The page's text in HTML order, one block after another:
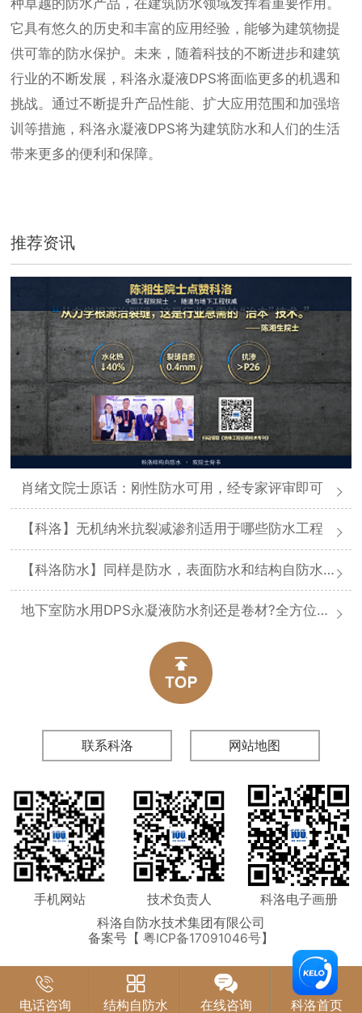
种卓越的防水产品，在建筑防水领域发挥着重要作用。
它具有悠久的历史和丰富的应用经验，能够为建筑物提
供可靠的防水保护。未来，随着科技的不断进步和建筑
行业的不断发展，科洛永凝液DPS将面临更多的机遇和
挑战。通过不断提升产品性能、扩大应用范围和加强培
训等措施，科洛永凝液DPS将为建筑防水和人们的生活
带来更多的便利和保障。
推荐资讯
肖绪文院士原话：刚性防水可用，经专家评审即可
【科洛】无机纳米抗裂减渗剂适用于哪些防水工程
【科洛防水】同样是防水，表面防水和结构自防水差在哪
地下室防水用DPS永凝液防水剂还是卷材?全方位对比分析
联系科洛 网站地图
手机网站 技术负责人
科洛电子画册
科洛自防水技术集团有限公司
备案号【 粤ICP备17091046号】
电话咨询 结构自防水 在线咨询 科洛首页